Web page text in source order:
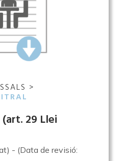
>
29 Llei
- (Data de revisió: